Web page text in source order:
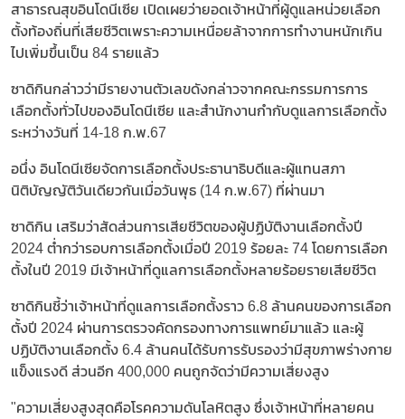
สาธารณสุขอินโดนีเซีย เปิดเผยว่ายอดเจ้าหน้าที่ผู้ดูแลหน่วยเลือก
ตั้งท้องถิ่นที่เสียชีวิตเพราะความเหนื่อยล้าจากการทำงานหนักเกิน
ไปเพิ่มขึ้นเป็น 84 รายแล้ว
ซาดิกินกล่าวว่ามีรายงานตัวเลขดังกล่าวจากคณะกรรมการการ
เลือกตั้งทั่วไปของอินโดนีเซีย และสำนักงานกำกับดูแลการเลือกตั้ง
ระหว่างวันที่ 14-18 ก.พ.67
อนึ่ง อินโดนีเซียจัดการเลือกตั้งประธานาธิบดีและผู้แทนสภา
นิติบัญญัติวันเดียวกันเมื่อวันพุธ (14 ก.พ.67) ที่ผ่านมา
ซาดิกิน เสริมว่าสัดส่วนการเสียชีวิตของผู้ปฏิบัติงานเลือกตั้งปี
2024 ต่ำกว่ารอบการเลือกตั้งเมื่อปี 2019 ร้อยละ 74 โดยการเลือก
ตั้งในปี 2019 มีเจ้าหน้าที่ดูแลการเลือกตั้งหลายร้อยรายเสียชีวิต
ซาดิกินชี้ว่าเจ้าหน้าที่ดูแลการเลือกตั้งราว 6.8 ล้านคนของการเลือก
ตั้งปี 2024 ผ่านการตรวจคัดกรองทางการแพทย์มาแล้ว และผู้
ปฏิบัติงานเลือกตั้ง 6.4 ล้านคนได้รับการรับรองว่ามีสุขภาพร่างกาย
แข็งแรงดี ส่วนอีก 400,000 คนถูกจัดว่ามีความเสี่ยงสูง
"ความเสี่ยงสูงสุดคือโรคความดันโลหิตสูง ซึ่งเจ้าหน้าที่หลายคน